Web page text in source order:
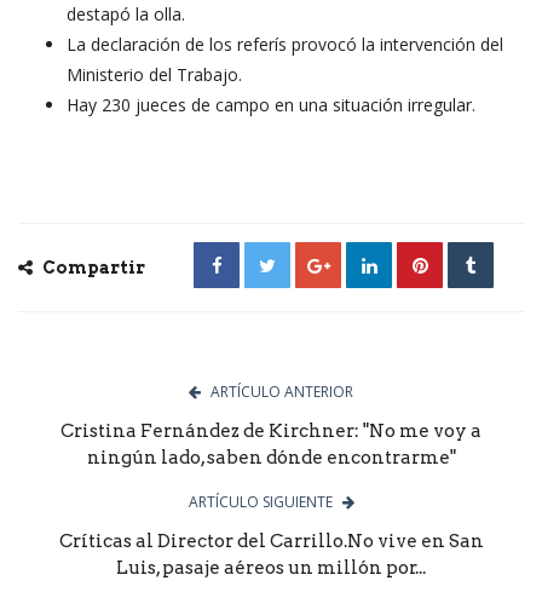
destapó la olla.
La declaración de los referís provocó la intervención del
Ministerio del Trabajo.
Hay 230 jueces de campo en una situación irregular.
Compartir
ARTÍCULO ANTERIOR
Cristina Fernández de Kirchner: "No me voy a
ningún lado, saben dónde encontrarme"
ARTÍCULO SIGUIENTE
Críticas al Director del Carrillo.No vive en San
Luis, pasaje aéreos un millón por...